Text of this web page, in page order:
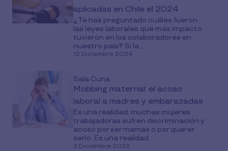
aplicadas en Chile el 2024
¿Te has preguntado cuáles fueron
las leyes laborales que más impacto
tuvieron en los colaboradores en
nuestro país? Si la...
12 Diciembre 2024
Sala Cuna
Mobbing maternal: el acoso
laboral a madres y embarazadas
Es una realidad: muchas mujeres
trabajadoras sufren discriminación y
acoso por ser mamás o por querer
serlo. Es una realidad...
2 Diciembre 2022